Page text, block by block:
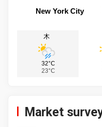
New York City
木
32°C
23°C
Market